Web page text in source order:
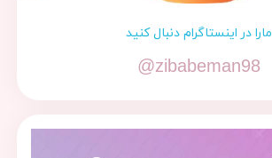
مارا در اینستاگرام دنبال کنید
@zibabeman98